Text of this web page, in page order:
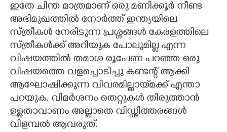
ഇതേ ചിന്ത മാത്രമാണ് ഒരു മണിക്കൂർ നീണ്ട
അഭിമുഖത്തിൽ നോർത്ത് ഇന്ത്യയിലെ
സ്ത്രീകൾ നേരിടുന്ന പ്രശ്നങ്ങൾ കേരളത്തിലെ
സ്ത്രീകൾക്ക് അറിയുക പോലുമില്ല എന്ന
വിഷയത്തിൽ തമാശ രൂപേണ പറഞ്ഞ ഒരു
വിഷയത്തെ വളച്ചൊടിച്ചു കണ്ടന്റ് ആക്കി
ആഘോഷിക്കുന്ന വിവരമില്ലായ്‌മക്ക് എന്താ
പറയുക. വിമർശനം തെറ്റുകൾ തിരുത്താൻ
ഉള്ളതാവാണം അല്ലാതെ വിഡ്ഢിത്തരങ്ങൾ
വിളമ്പൽ ആവരുത്.